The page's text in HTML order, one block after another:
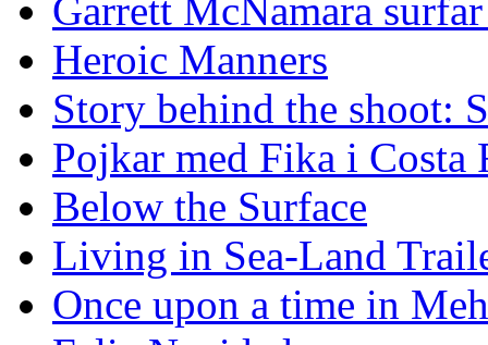
Garrett McNamara
Heroic Manners
Story behind the shoot:
Pojkar med Fika i Costa
Below the Surface
Living in Sea-Land
Once upon a time in